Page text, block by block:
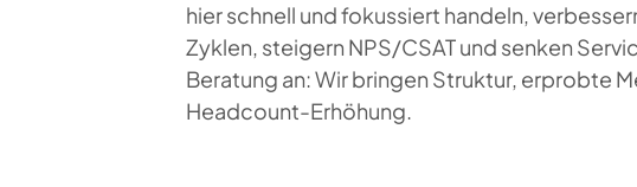
hier schnell und fokussiert handeln,
Zyklen, steigern NPS/CSAT und senken
Beratung an: Wir bringen Struktur, erprobte
Headcount-Erhöhung.